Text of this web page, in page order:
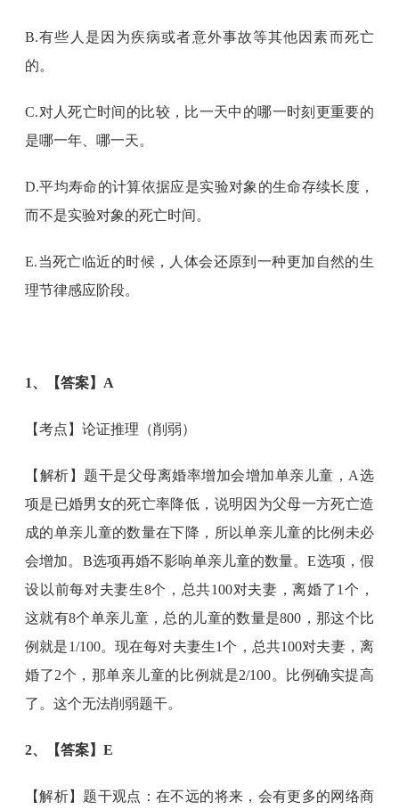
B.有些人是因为疾病或者意外事故等其他因素而死亡
的。
C.对人死亡时间的比较，比一天中的哪一时刻更重要的
是哪一年、哪一天。
D.平均寿命的计算依据应是实验对象的生命存续长度，
而不是实验对象的死亡时间。
E.当死亡临近的时候，人体会还原到一种更加自然的生
理节律感应阶段。
1、【答案】A
【考点】论证推理（削弱）
【解析】题干是父母离婚率增加会增加单亲儿童，A选
项是已婚男女的死亡率降低，说明因为父母一方死亡造
成的单亲儿童的数量在下降，所以单亲儿童的比例未必
会增加。B选项再婚不影响单亲儿童的数量。E选项，假
设以前每对夫妻生8个，总共100对夫妻，离婚了1个，
这就有8个单亲儿童，总的儿童的数量是800，那这个比
例就是1/100。现在每对夫妻生1个，总共100对夫妻，离
婚了2个，那单亲儿童的比例就是2/100。比例确实提高
了。这个无法削弱题干。
2、【答案】E
【解析】题干观点：在不远的将来，会有更多的网络商